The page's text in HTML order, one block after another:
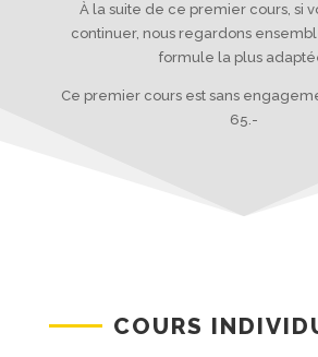
À la suite de ce premier cours, si
continuer, nous regardons
formule la plus
Ce premier cours est sans
65.-
COURS